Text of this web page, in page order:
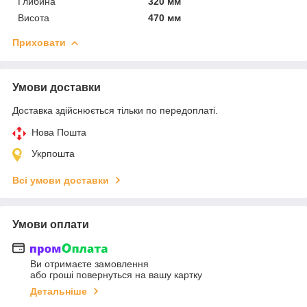
Висота
470 мм
Приховати
Умови доставки
Доставка здійснюється тільки по передоплаті.
Нова Пошта
Укрпошта
Всі умови доставки
Умови оплати
Ви отримаєте замовлення
або гроші повернуться на вашу картку
Детальніше